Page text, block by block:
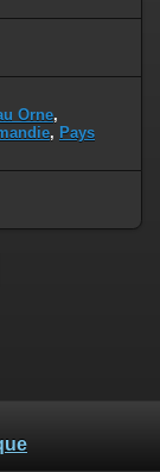
Orne,
, Pays